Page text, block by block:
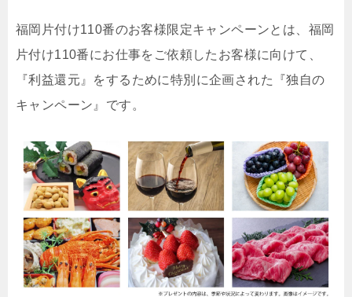
福岡片付け110番のお客様限定キャンペーンとは、福岡
片付け110番にお仕事をご依頼したお客様に向けて、
『利益還元』をするために特別に企画された『独自の
キャンペーン』です。